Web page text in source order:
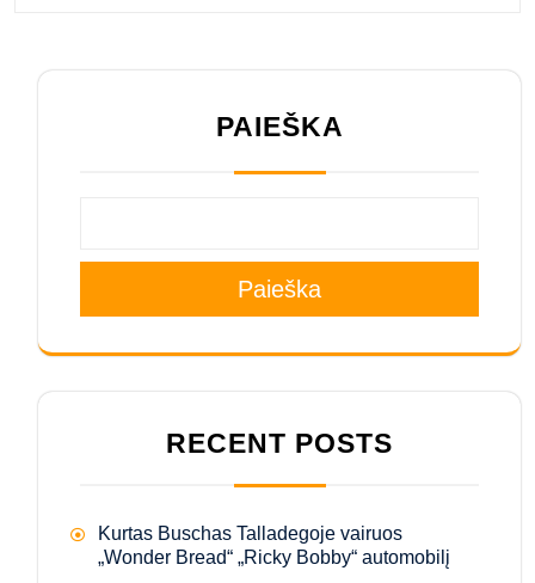
PAIEŠKA
Paieška
RECENT POSTS
Kurtas Buschas Talladegoje vairuos
„Wonder Bread“ „Ricky Bobby“ automobilį